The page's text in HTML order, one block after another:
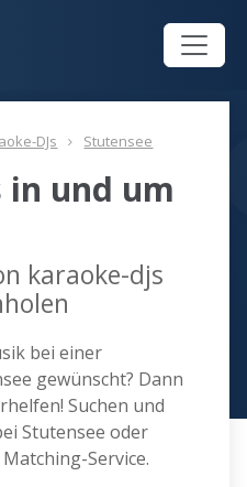
DJs Stutensee
in und um
karaoke-djs
bei einer
gewünscht? Dann
Suchen und
Stutensee oder
Service.